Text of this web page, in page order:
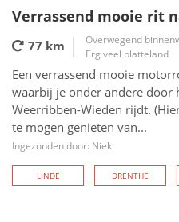
Verrassend mooie rit
77 km
Overwegend
Erg veel platteland
Een verrassend mooie
waarbij je onder andere door
Weerribben-Wieden rijdt.
te mogen genieten van...
Ingezonden door: Niek
LINDE DRENTHE